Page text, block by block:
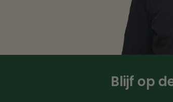
Blijf op